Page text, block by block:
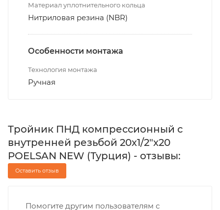
Материал уплотнительного кольца
Нитриловая резина (NBR)
Особенности монтажа
Технология монтажа
Ручная
Тройник ПНД компрессионный с
внутренней резьбой 20х1/2"х20
POELSAN NEW (Турция) - отзывы:
Оставить отзыв
Помогите другим пользователям с